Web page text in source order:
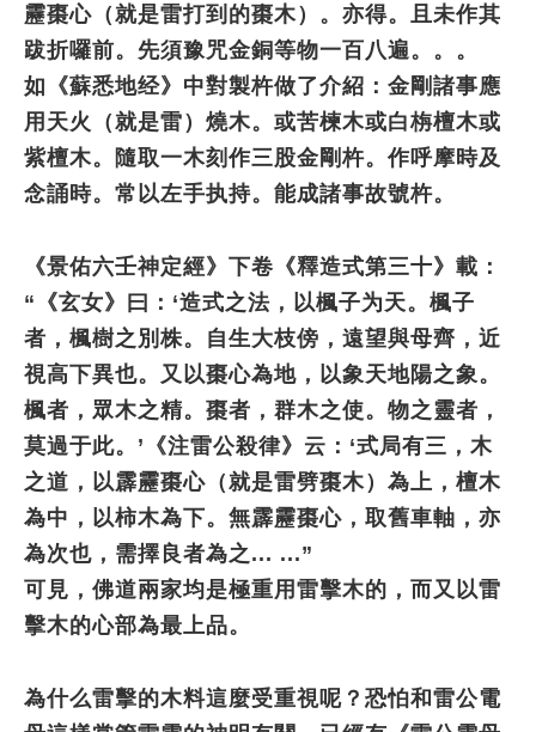
靂棗心（就是雷打到的棗木）。亦得。且未作其
跋折囉前。先須豫咒金銅等物一百八遍。。。
如《蘇悉地经》中對製杵做了介紹：金剛諸事應
用天火（就是雷）燒木。或苦楝木或白栴檀木或
紫檀木。隨取一木刻作三股金剛杵。作呼摩時及
念誦時。常以左手执持。能成諸事故號杵。
《景佑六壬神定經》下卷《釋造式第三十》載：
“《玄女》曰：‘造式之法，以楓子为天。楓子
者，楓樹之別株。自生大枝傍，遠望與母齊，近
視高下異也。又以棗心為地，以象天地陽之象。
楓者，眾木之精。棗者，群木之使。物之靈者，
莫過于此。’《注雷公殺律》云：‘式局有三，木
之道，以霹靂棗心（就是雷劈棗木）為上，檀木
為中，以柿木為下。無霹靂棗心，取舊車軸，亦
為次也，需擇良者為之... ...”
可見，佛道兩家均是極重用雷擊木的，而又以雷
擊木的心部為最上品。
為什么雷擊的木料這麼受重視呢？恐怕和雷公電